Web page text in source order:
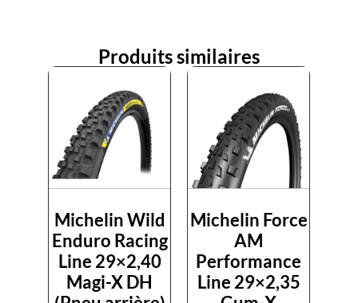
Produits similaires
Michelin Wild
Enduro Racing
Line 29×2,40
Magi-X DH
Michelin Force
AM
Performance
Line 29×2,35